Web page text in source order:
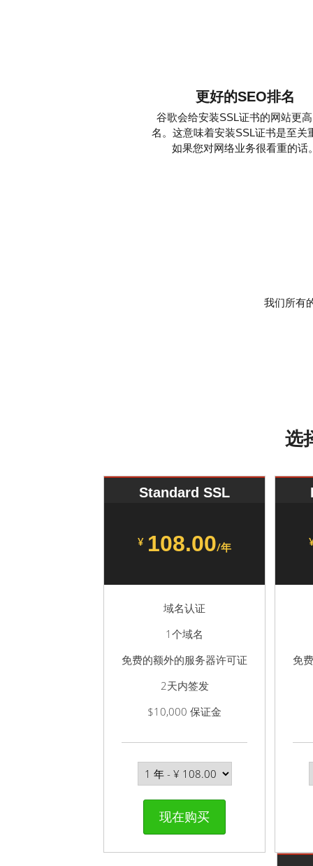
更好的SEO排名
谷歌会给安装SSL证书的网站更
名。这意味着安装SSL证书是至关
如果您对网络业务很看重的话
我们所有
选
Standard SSL
¥ 108.00/年
域名认证
1个域名
免费的额外的服务器许可证
2天内签发
$10,000 保证金
现在购买
免